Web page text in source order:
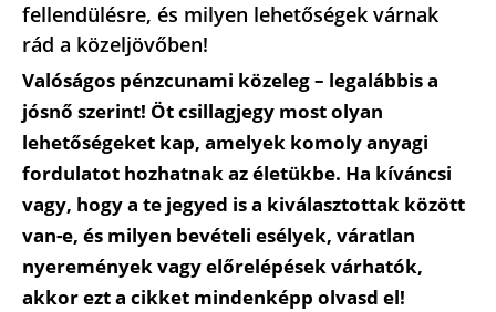
fellendülésre, és milyen lehetőségek várnak
rád a közeljövőben!
Valóságos pénzcunami közeleg – legalábbis a
jósnő szerint! Öt csillagjegy most olyan
lehetőségeket kap, amelyek komoly anyagi
fordulatot hozhatnak az életükbe. Ha kíváncsi
vagy, hogy a te jegyed is a kiválasztottak között
van-e, és milyen bevételi esélyek, váratlan
nyeremények vagy előrelépések várhatók,
akkor ezt a cikket mindenképp olvasd el!